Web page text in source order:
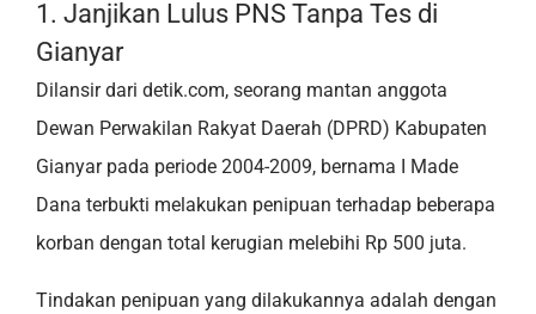
1. Janjikan Lulus PNS Tanpa Tes di
Gianyar
Dilansir dari detik.com, seorang mantan anggota
Dewan Perwakilan Rakyat Daerah (DPRD) Kabupaten
Gianyar pada periode 2004-2009, bernama I Made
Dana terbukti melakukan penipuan terhadap beberapa
korban dengan total kerugian melebihi Rp 500 juta.
Tindakan penipuan yang dilakukannya adalah dengan